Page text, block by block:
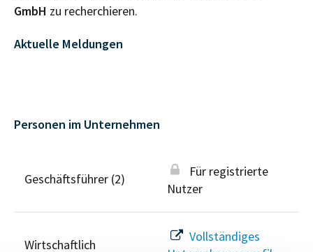
GmbH zu recherchieren.
Aktuelle Meldungen
Personen im Unternehmen
Geschäftsführer (2)
Für registrierte
Nutzer
Wirtschaftlich
Vollständiges